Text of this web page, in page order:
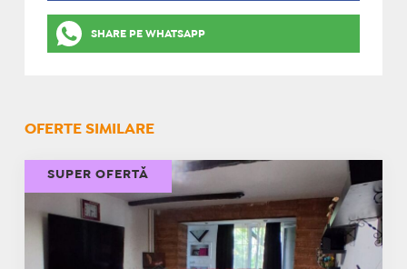
SHARE PE WHATSAPP
OFERTE SIMILARE
SUPER OFERTĂ